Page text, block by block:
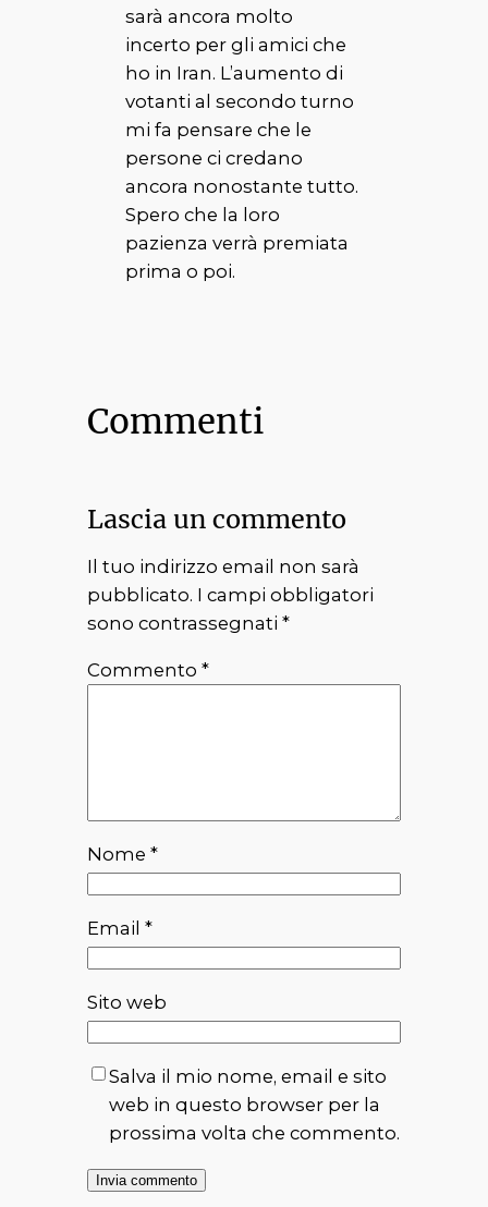
sarà ancora molto
incerto per gli amici che
ho in Iran. L’aumento di
votanti al secondo turno
mi fa pensare che le
persone ci credano
ancora nonostante tutto.
Spero che la loro
pazienza verrà premiata
prima o poi.
Commenti
Lascia un commento
Il tuo indirizzo email non sarà
pubblicato. I campi obbligatori
sono contrassegnati *
Commento *
Nome *
Email *
Sito web
Salva il mio nome, email e sito
web in questo browser per la
prossima volta che commento.